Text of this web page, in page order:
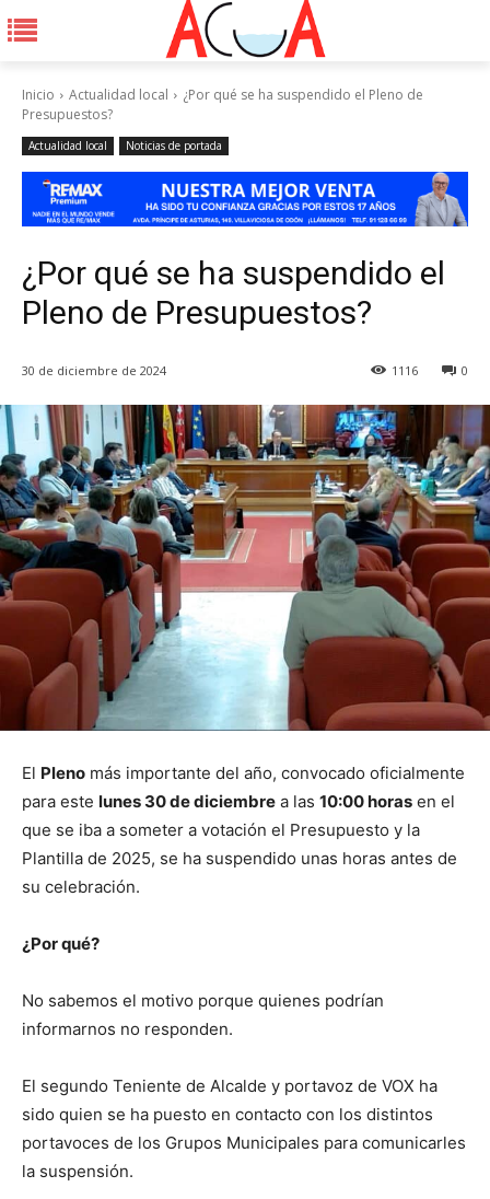
Inicio Actualidad local
¿Por qué se ha suspendido el Pleno de
Presupuestos?
Actualidad local Noticias de portada
¿Por qué se ha suspendido el
Pleno de Presupuestos?
30 de diciembre de 2024 0
1116
El Pleno más importante del año, convocado oficialmente
para este lunes 30 de diciembre a las 10:00 horas en el
que se iba a someter a votación el Presupuesto y la
Plantilla de 2025, se ha suspendido unas horas antes de
su celebración.
¿Por qué?
No sabemos el motivo porque quienes podrían
informarnos no responden.
El segundo Teniente de Alcalde y portavoz de VOX ha
sido quien se ha puesto en contacto con los distintos
portavoces de los Grupos Municipales para comunicarles
la suspensión.